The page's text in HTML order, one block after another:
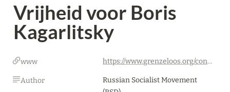
Vrijheid voor Boris
Kagarlitsky
www https://www.grenzeloos.org/content/vrijheid-voor-boris-kagarlitsky
Author
Russian Socialist Movement